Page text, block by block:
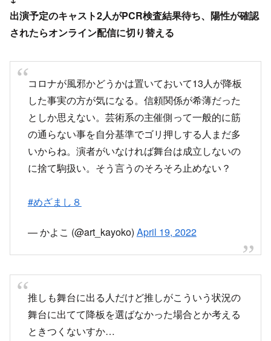
コロナが風邪かどうかは置いておいて13人が降板
した事実の方が気になる。信頼関係が希薄だった
の通らない事を自分基準でゴリ押しする人まだ多
いからね。演者がいなければ舞台は成立しないの
に捨て駒扱い。そう言うのそろそろ止めない？
#めざまし８
— かよこ (@art_kayoko)April 19, 2022
舞台に出てて降板を選ばなかった場合とか考える
ときつくないすか…
クよりも板に立つことを選んだのかって考えちゃ
うじゃん…
— モロあき (@mo6_ack)